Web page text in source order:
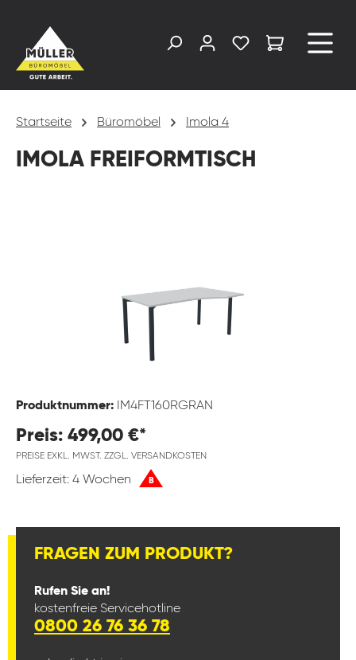
Startseite Büromöbel Imola 4
IMOLA FREIFORMTISCH
Produktnummer: IM4FT160RGRAN
Preis: 499,00 €*
PREISE EXKL. MWST. ZZGL. VERSANDKOSTEN
Lieferzeit: 4 Wochen B
FRAGEN ZUM PRODUKT?
Rufen Sie an!
kostenfreie Servicehotline
0800 26 76 36 78